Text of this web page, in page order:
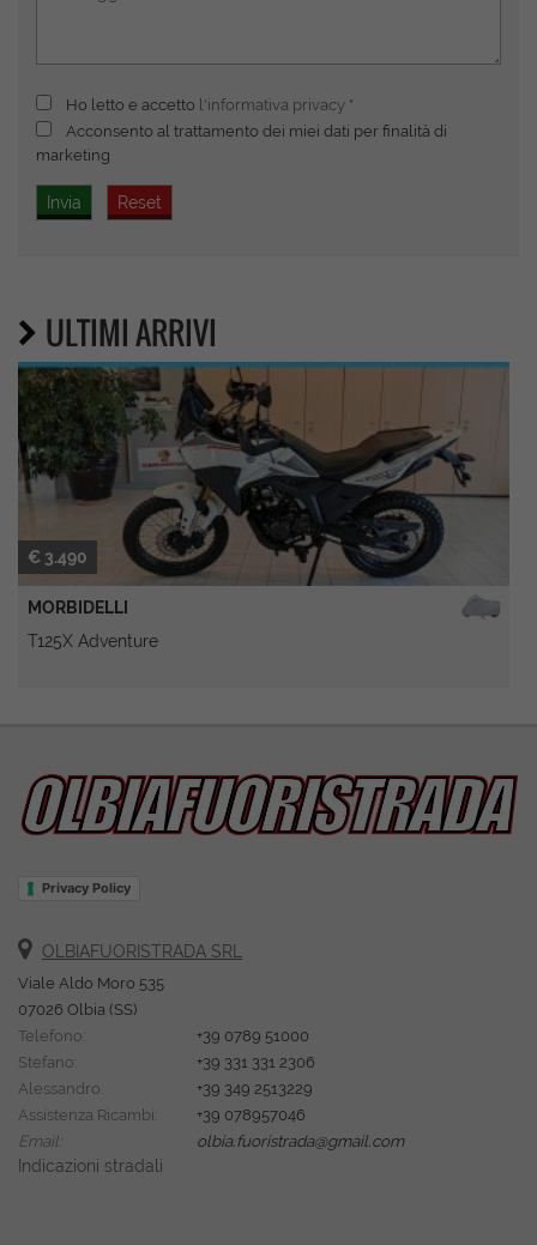
Ho letto e accetto l'informativa privacy *
Acconsento al trattamento dei miei dati per finalità di
marketing
ULTIMI ARRIVI
€ 3.490
MORBIDELLI
T125X Adventure
Privacy Policy
OLBIAFUORISTRADA SRL
Viale Aldo Moro 535
07026 Olbia (SS)
Telefono:
+39 0789 51000
Stefano:
+39 331 331 2306
Alessandro:
+39 349 2513229
Assistenza Ricambi:
+39 078957046
Email:
olbia.fuoristrada@gmail.com
Indicazioni stradali